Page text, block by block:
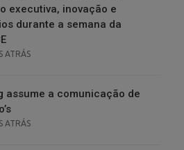
executiva, inovação e
durante a semana da
ATRÁS
assume a comunicação de
ATRÁS